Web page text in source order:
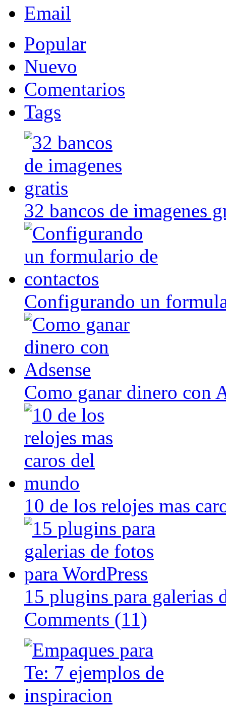
Email
Popular
Nuevo
Comentarios
Tags
32 bancos de imagenes
Configurando un
Como ganar dinero con
10 de los relojes mas
15 plugins para galerias
Comments (11)